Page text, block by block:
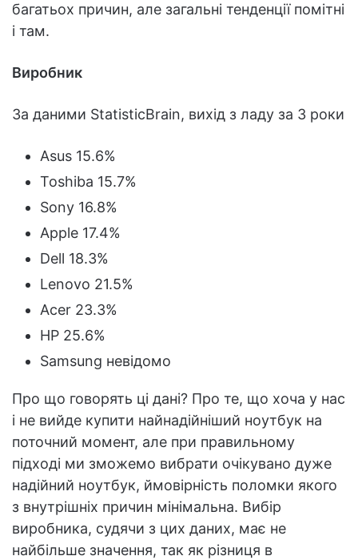
багатьох причин, але загальні тенденції помітні
і там.
Виробник
За даними StatisticBrain, вихід з ладу за 3 роки
Asus 15.6%
Toshiba 15.7%
Sony 16.8%
Apple 17.4%
Dell 18.3%
Lenovo 21.5%
Acer 23.3%
HP 25.6%
Samsung невідомо
Про що говорять ці дані? Про те, що хоча у нас
і не вийде купити найнадійніший ноутбук на
поточний момент, але при правильному
підході ми зможемо вибрати очікувано дуже
надійний ноутбук, ймовірність поломки якого
з внутрішніх причин мінімальна. Вибір
виробника, судячи з цих даних, має не
найбільше значення, так як різниця в